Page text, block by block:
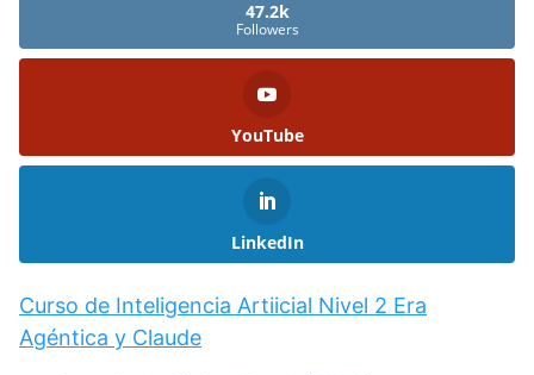
47.2k
Followers
YouTube
LinkedIn
Curso de Inteligencia Artiicial Nivel 2 Era
Agéntica y Claude